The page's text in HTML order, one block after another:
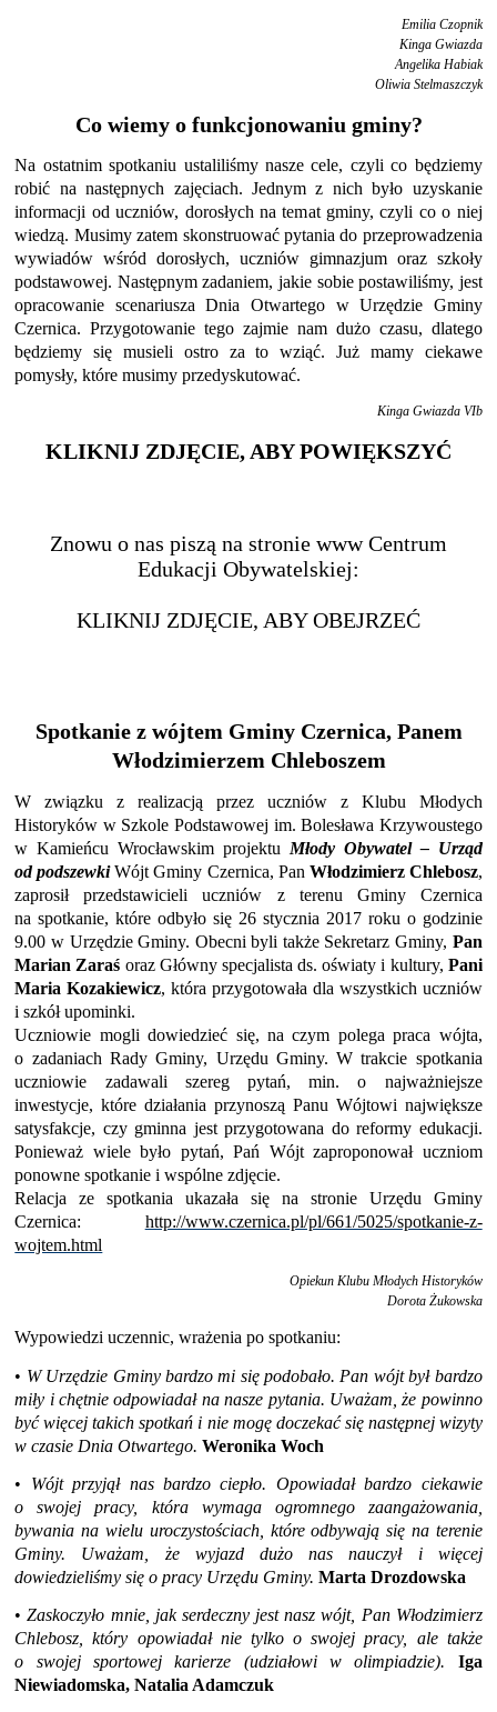
Emilia Czopnik
Kinga Gwiazda
Angelika Habiak
Oliwia Stelmaszczyk
Co wiemy o funkcjonowaniu gminy?
Na ostatnim spotkaniu ustaliliśmy nasze cele, czyli co będziemy
robić na następnych zajęciach. Jednym z nich było uzyskanie
informacji od uczniów, dorosłych na temat gminy, czyli co o niej
wiedzą. Musimy zatem skonstruować pytania do przeprowadzenia
wywiadów wśród dorosłych, uczniów gimnazjum oraz szkoły
podstawowej. Następnym zadaniem, jakie sobie postawiliśmy, jest
opracowanie scenariusza Dnia Otwartego w Urzędzie Gminy
Czernica. Przygotowanie tego zajmie nam dużo czasu, dlatego
będziemy się musieli ostro za to wziąć. Już mamy ciekawe
pomysły, które musimy przedyskutować.
Kinga Gwiazda VIb
KLIKNIJ ZDJĘCIE, ABY POWIĘKSZYĆ
Znowu o nas piszą na stronie www Centrum
Edukacji Obywatelskiej:
KLIKNIJ ZDJĘCIE, ABY OBEJRZEĆ
Spotkanie z wójtem Gminy Czernica, Panem
Włodzimierzem Chleboszem
W związku z realizacją przez uczniów z Klubu Młodych
Historyków w Szkole Podstawowej im. Bolesława Krzywoustego
w Kamieńcu Wrocławskim projektu Młody Obywatel – Urząd
od podszewkiWójt Gminy Czernica, Pan Włodzimierz Chlebosz,
zaprosił przedstawicieli uczniów z terenu Gminy Czernica
na spotkanie, które odbyło się 26 stycznia 2017 roku o godzinie
9.00 w Urzędzie Gminy. Obecni byli także Sekretarz Gminy, Pan
Marian Zaraś oraz Główny specjalista ds. oświaty i kultury, Pani
Maria Kozakiewicz, która przygotowała dla wszystkich uczniów
i szkół upominki.
Uczniowie mogli dowiedzieć się, na czym polega praca wójta,
o zadaniach Rady Gminy, Urzędu Gminy. W trakcie spotkania
uczniowie zadawali szereg pytań, min. o najważniejsze
inwestycje, które działania przynoszą Panu Wójtowi największe
satysfakcje, czy gminna jest przygotowana do reformy edukacji.
Ponieważ wiele było pytań, Pań Wójt zaproponował uczniom
ponowne spotkanie i wspólne zdjęcie.
Relacja ze spotkania ukazała się na stronie Urzędu Gminy
Czernica: http://www.czernica.pl/pl/661/5025/spotkanie-z-
wojtem.html
Opiekun Klubu Młodych Historyków
Dorota Żukowska
Wypowiedzi uczennic, wrażenia po spotkaniu:
• W Urzędzie Gminy bardzo mi się podobało. Pan wójt był bardzo
miły i chętnie odpowiadał na nasze pytania. Uważam, że powinno
być więcej takich spotkań i nie mogę doczekać się następnej wizyty
w czasie Dnia Otwartego.Weronika Woch
• Wójt przyjął nas bardzo ciepło. Opowiadał bardzo ciekawie
o swojej pracy, która wymaga ogromnego zaangażowania,
bywania na wielu uroczystościach, które odbywają się na terenie
Gminy. Uważam, że wyjazd dużo nas nauczył i więcej
dowiedzieliśmy się o pracy Urzędu Gminy.Marta Drozdowska
•Zaskoczyło mnie, jak serdeczny jest nasz wójt, Pan Włodzimierz
Chlebosz, który opowiadał nie tylko o swojej pracy, ale także
o swojej sportowej karierze (udziałowi w olimpiadzie). Iga
Niewiadomska, Natalia Adamczuk